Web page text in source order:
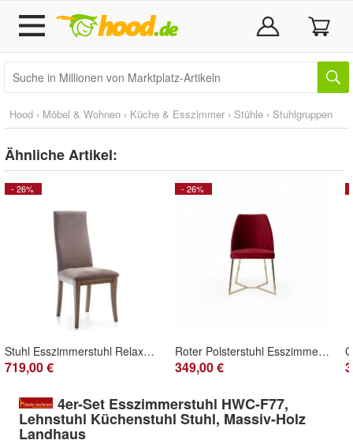
Hood › Möbel & Wohnen › Küche & Esszimmer › Stühle › Stuhlgruppen
Ähnliche Artikel:
- 26%
Stuhl Esszimmerstuhl Relaxstuhl Holzstuhl Designerstuhl Lehnstuhl
719,00 €
- 26%
Roter Polsterstuhl Esszimmerstühle Lehnstuhl Edelstahlstühle Einsitzer
349,00 €
4er-Set Esszimmerstuhl HWC-F77,
Lehnstuhl Küchenstuhl Stuhl, Massiv-Holz
Landhaus